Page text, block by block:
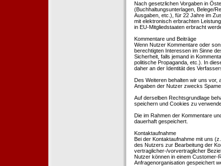
Nach gesetzlichen Vorgaben in
(Buchhaltungsunterlagen, Belege/
Ausgaben, etc.), für 22 Jahre im
mit elektronisch erbrachten
in EU-Mitgliedstaaten erbracht
Kommentare und Beiträge
Wenn Nutzer Kommentare oder
berechtigten Interessen im Sinne
Sicherheit, falls jemand in
politische Propaganda, etc.). In
daher an der Identität des
Des Weiteren behalten wir uns vor,
Angaben der Nutzer zwecks
Auf derselben Rechtsgrundlage
speichern und Cookies zu
Die im Rahmen der Kommentare
dauerhaft gespeichert.
Kontaktaufnahme
Bei der Kontaktaufnahme mit uns
des Nutzers zur Bearbeitung der
vertraglicher-/vorvertraglicher
Nutzer können in einem Customer-
Anfragenorganisation gespeichert